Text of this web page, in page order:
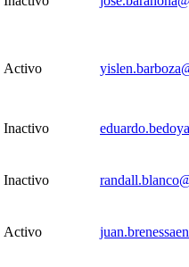
Activo
Inactivo
Inactivo
Activo